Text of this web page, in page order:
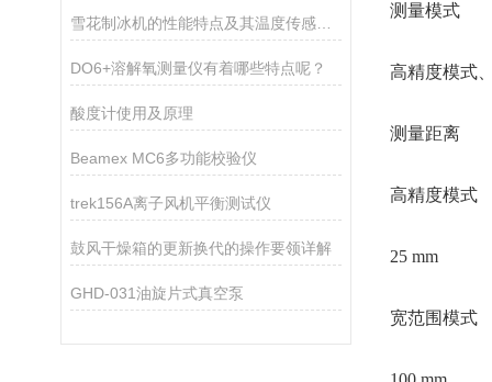
雪花制冰机的性能特点及其温度传感器的作用
DO6+溶解氧测量仪有着哪些特点呢？
酸度计使用及原理
Beamex MC6多功能校验仪
trek156A离子风机平衡测试仪
鼓风干燥箱的更新换代的操作要领详解
GHD-031油旋片式真空泵
测量模式
高精度模式
测量距离
高精度模式
25 mm
宽范围模式